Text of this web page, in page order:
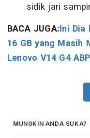
sidik jari
BACA JUGA:Ini Dia
16 GB yang Masih
Lenovo V14 G4